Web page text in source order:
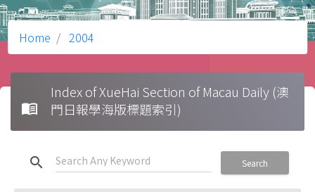
Home 2004
menu_book
Index of XueHai Section of Macau Daily (澳
門日報學海版標題索引)
search Search